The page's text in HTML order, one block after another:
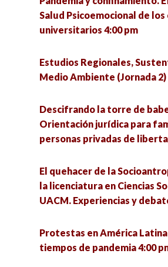
la educación popular 5:00 pm
¿Qué se investiga hoy en un
Seminario «La utopía política»
VII Jornadas de Políticas
desafíos urbanos. Riesgos,
La Guerra de Florencia 5:00 pm
y paradigmas educativos. 5:00
del modelo de reinserción social
Hermosillo I 5:00 pm
retrospectiva desde México
perspectiva hasta la 4T. 5:00 pm
ciencias sociales? 5:00 pm
Salud Psicoemocional de
universitarios 4:00 pm
Estudios Regionales,
Medio Ambiente (Jornada 2)
Descifrando la torre de
Orientación jurídica para
personas privadas de
El quehacer de la
la licenciatura en Ciencias
UACM. Experiencias y
Protestas en América
tiempos de pandemia 4:00